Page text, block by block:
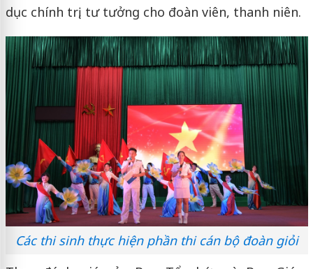
dục chính trị, tư tưởng cho đoàn viên, thanh niên.
Các thi sinh thực hiện phần thi cán bộ đoàn giỏi